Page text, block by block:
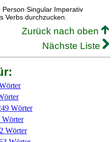
Person Singular Imperativ
Verbs durchzucken.
Zurück nach oben
Nächste Liste
Wörter
Wörter
Wörter